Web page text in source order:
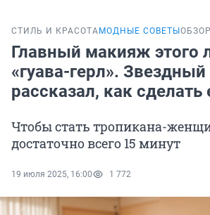
СТИЛЬ И КРАСОТА МОДНЫЕ СОВЕТЫ ОБЗОР
Главный макияж этого
«гуава-герл».
рассказал, как сделать
Чтобы стать тропикана-
достаточно всего 15 минут
19 июля 2025, 16:00 1 772